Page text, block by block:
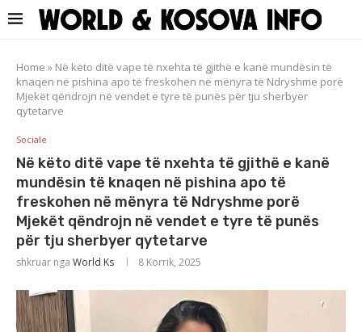
Home » Në këto ditë vape të nxehta të gjithë e kanë mundësin të
knaqen në pishina apo të freskohen në mënyra të Ndryshme porë
Mjekët qëndrojn në vendet e tyre të punës për tju sherbyer
qytetarve
Sociale
Në këto ditë vape të nxehta të gjithë e kanë
mundësin të knaqen në pishina apo të
freskohen në mënyra të Ndryshme porë
Mjekët qëndrojn në vendet e tyre të punës
për tju sherbyer qytetarve
shkruar nga World Ks 8 Korrik, 2025